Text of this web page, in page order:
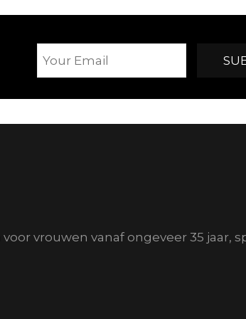
vrouwen vanaf ongeveer 35 jaar,